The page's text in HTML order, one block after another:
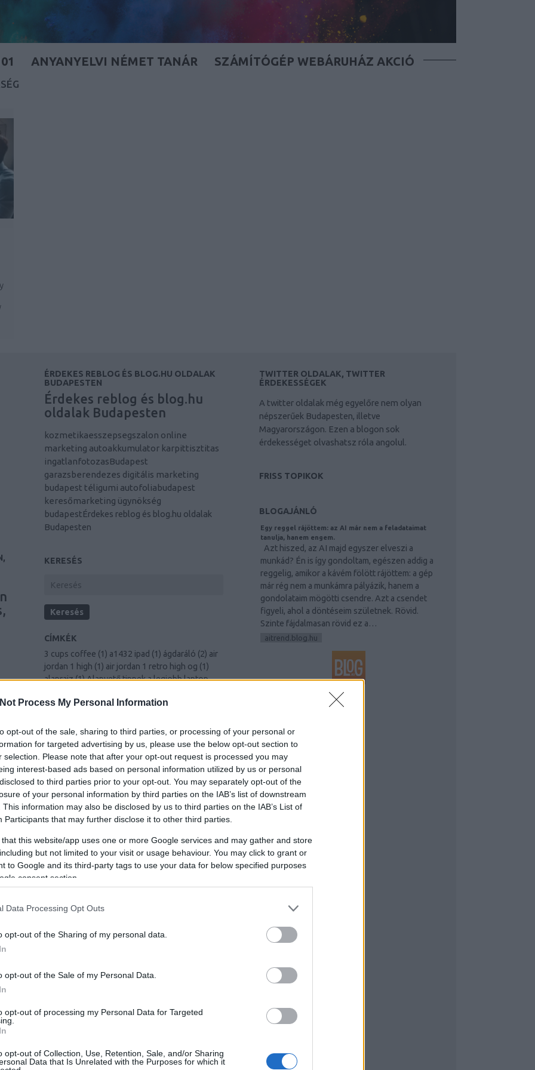
Process My Personal Information
opt-out of the sale, sharing to third parties, or processing of your personal or
for targeted advertising by us, please use the below opt-out section to
selection. Please note that after your opt-out request is processed you may
interest-based ads based on personal information utilized by us or personal
to third parties prior to your opt-out. You may separately opt-out of the
of your personal information by third parties on the IAB’s list of downstream
This information may also be disclosed by us to third parties on the IAB’s List of
Participants that may further disclose it to other third parties.
that this website/app uses one or more Google services and may gather and store
but not limited to your visit or usage behaviour. You may click to grant or
to Google and its third-party tags to use your data for below specified purposes
consent section.
Data Processing Opt Outs
opt-out of the Sharing of my personal data.
opt-out of the Sale of my Personal Data.
opt-out of processing my Personal Data for Targeted
opt-out of Collection, Use, Retention, Sale, and/or Sharing
Data that Is Unrelated with the Purposes for which it
ANYANYELVI NÉMET TANÁR SZÁMÍTÓGÉP WEBÁRUHÁZ AKCIÓ
ÉRDEKES REBLOG ÉS BLOG.HU OLDALAK
BUDAPESTEN
Érdekes reblog és blog.hu
oldalak Budapesten
kozmetikaesszepsegszalon online
marketing autoakkumulator karpittisztitas
ingatlanfotozasBudapest
garazsberendezes digitális marketing
budapest téligumi autofoliabudapest
keresőmarketing ügynökség
budapestÉrdekes reblog és blog.hu oldalak
Budapesten
KERESÉS
CÍMKÉK
3 cups coffee (1) a1432 ipad (1) ágdaráló (2) air
jordan 1 high (1) air jordan 1 retro high og (1)
alaprajz(1)Alapvető tippek a legjobb laptop
készpénzért(1)amazing sites(1)
(1)antracit(1)An In-Depth Look To Hiring The
Right Carpet Cleaning Business(1) árak (1)
arany karkötő férfi(1) Artikel Marketing-Tricks
( 1)Auf einfache Weise Ihr Selbstvertrauen
aufbauen(1) Außergewöhnliche Beratung bei
jedem Heimwerkerprojekt (1) autóalkatrész
twitter(1) autókölcsönzés(1 )autó vásárlás (1)
Az internetes marketing nagyszerű! Használja
érdekében! (1)Az önbizalom építése egyszerű
módon(1)Az online vásárlás kezelésének
kitalálása(1)A Bestbyte cikk marketing tippjei
(1)A cikk marketingje és számos előnye az Ön
sikeres internetes marketing kulcsa
az online pénzmegtakarításhoz
használata – útmutató kezdőknek
Tricks From The Top Pros(1)
bitcoin knots(1) bitcoin wallet windows(1)
vállalkozását online ezekkel az internetes
marketing tippekkel (1) Buy Beautiful Jewelry
TWITTER OLDALAK, TWITTER
ÉRDEKESSÉGEK
A twitter oldalak még egyelőre nem olyan
népszerűek Budapesten, illetve
Magyarországon. Ezen a blogon sok
érdekességet olvashatsz róla angolul.
FRISS TOPIKOK
BLOGAJÁNLÓ
Egy reggel rájöttem: az AI már nem a feladataimat
tanulja, hanem engem.
Azt hiszed, az AI majd egyszer elveszi a
munkád? Én is így gondoltam, egészen addig a
reggelig, amikor a kávém fölött rájöttem: a gép
már rég nem a munkámra pályázik, hanem a
gondolataim mögötti csendre. Azt a csendet
figyeli, ahol a döntéseim születnek. Rövid.
Szinte fájdalmasan rövid ez a…
aitrend.blog.hu